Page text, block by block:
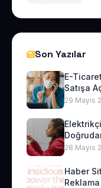
Son Yazılar
E-
Satışa
29 Mayıs
28 Mayıs
Haber
Reklama